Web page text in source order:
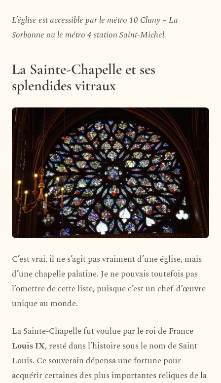
L’église est accessible par le métro 10 Cluny – La
Sorbonne ou le métro 4 station Saint-Michel.
La Sainte-Chapelle et ses
splendides vitraux
C’est vrai, il ne s’agit pas vraiment d’une église, mais
d’une chapelle palatine. Je ne pouvais toutefois pas
l’omettre de cette liste, puisque c’est un chef-d’œuvre
unique au monde.
La Sainte-Chapelle fut voulue par le roi de France
Louis IX, resté dans l’histoire sous le nom de Saint
Louis. Ce souverain dépensa une fortune pour
acquérir certaines des plus importantes reliques de la